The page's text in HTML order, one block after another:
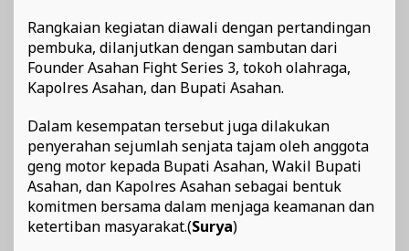
Rangkaian kegiatan diawali dengan pertandingan
pembuka, dilanjutkan dengan sambutan dari
Founder Asahan Fight Series 3, tokoh olahraga,
Kapolres Asahan, dan Bupati Asahan.
Dalam kesempatan tersebut juga dilakukan
penyerahan sejumlah senjata tajam oleh anggota
geng motor kepada Bupati Asahan, Wakil Bupati
Asahan, dan Kapolres Asahan sebagai bentuk
komitmen bersama dalam menjaga keamanan dan
ketertiban masyarakat.(Surya)